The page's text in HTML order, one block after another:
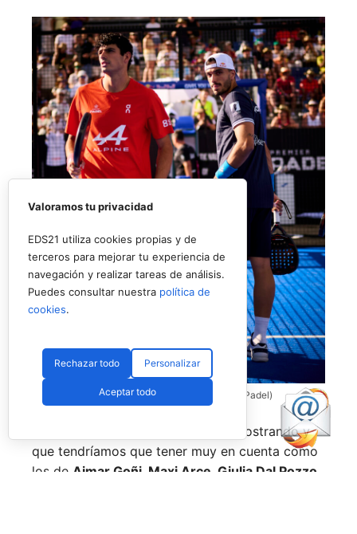
Coello y Galán, dos rivales fantásticos (Premier Padel)
Nombres propios que se han ido mostrando y
que tendríamos que tener muy en cuenta como
los de Aimar Goñi, Maxi Arce, Giulia Dal Pozzo,
Valoramos tu privacidad
EDS21 utiliza cookies propias y de
terceros para mejorar tu experiencia de
navegación y realizar tareas de análisis.
Puedes consultar nuestra política de
cookies.
Rechazar todo Personalizar
Aceptar todo